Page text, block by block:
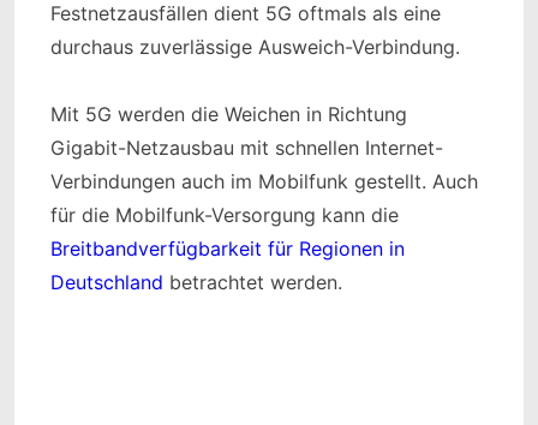
Festnetzausfällen dient 5G oftmals als eine
durchaus zuverlässige Ausweich-Verbindung.
Mit 5G werden die Weichen in Richtung
Gigabit-Netzausbau mit schnellen Internet-
Verbindungen auch im Mobilfunk gestellt. Auch
für die Mobilfunk-Versorgung kann die
Breitbandverfügbarkeit für Regionen in
Deutschland betrachtet werden.